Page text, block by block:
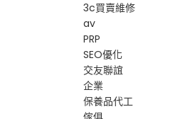
3c買賣維修
av
PRP
SEO優化
交友聯誼
企業
保養品代工